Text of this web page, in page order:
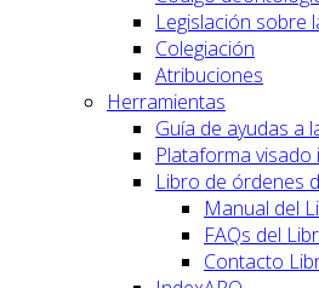
Legislación sobre
Colegiación
Atribuciones
Herramientas
Guía de ayudas a
Plataforma
Libro de órdenes
Manual del
FAQs del
Contacto